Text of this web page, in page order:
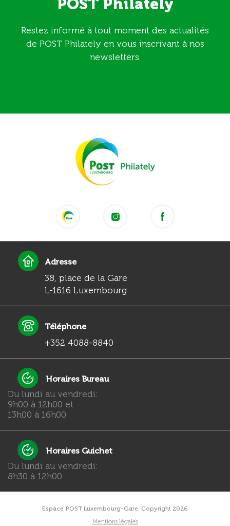
POST Philately
Restez informé à tout moment des actualités
de POST Philately en vous inscrivant à nos
newsletters.
Adresse
38, place de la Gare
L-1616 Luxembourg
Téléphone
+352 4088-8840
Horaires Bureau
Du lundi au vendredi:
9h00 à 12h00 et
13h00 à 16h00
Horaires Guichet
Du lundi au vendredi:
8h30 à 12h00